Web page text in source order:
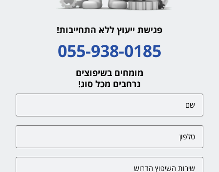
פגישת ייעוץ ללא התחייבות!
055-938-0185
מומחים בשיפוצים
נרחבים מכל סוג!